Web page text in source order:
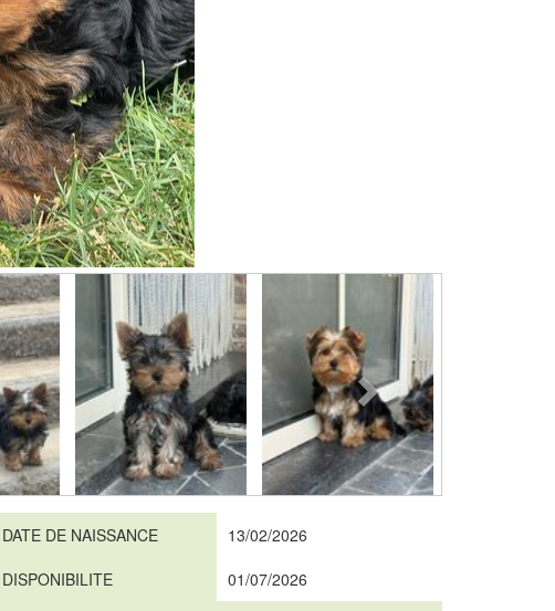
DATE DE NAISSANCE
13/02/2026
DISPONIBILITE
01/07/2026